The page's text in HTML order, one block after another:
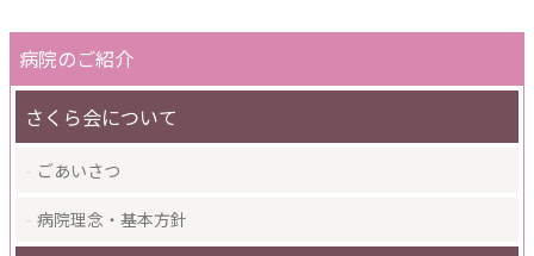
病院のご紹介
さくら会について
ごあいさつ
病院理念・基本方針